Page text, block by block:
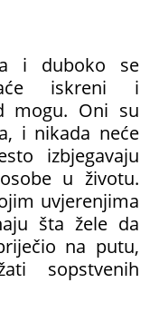
i duboko se
iskreni i
mogu. Oni su
i nikada neće
izbjegavaju
u životu.
uvjerenjima
šta žele da
na putu,
sopstvenih